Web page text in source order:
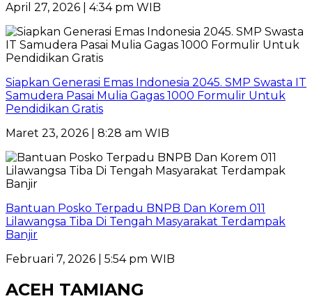
April 27, 2026 | 4:34 pm WIB
Siapkan Generasi Emas Indonesia 2045. SMP Swasta IT
Samudera Pasai Mulia Gagas 1000 Formulir Untuk
Pendidikan Gratis
Maret 23, 2026 | 8:28 am WIB
Bantuan Posko Terpadu BNPB Dan Korem 011
Lilawangsa Tiba Di Tengah Masyarakat Terdampak
Banjir
Februari 7, 2026 | 5:54 pm WIB
ACEH TAMIANG